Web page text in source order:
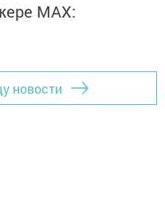
MАХ:
новости